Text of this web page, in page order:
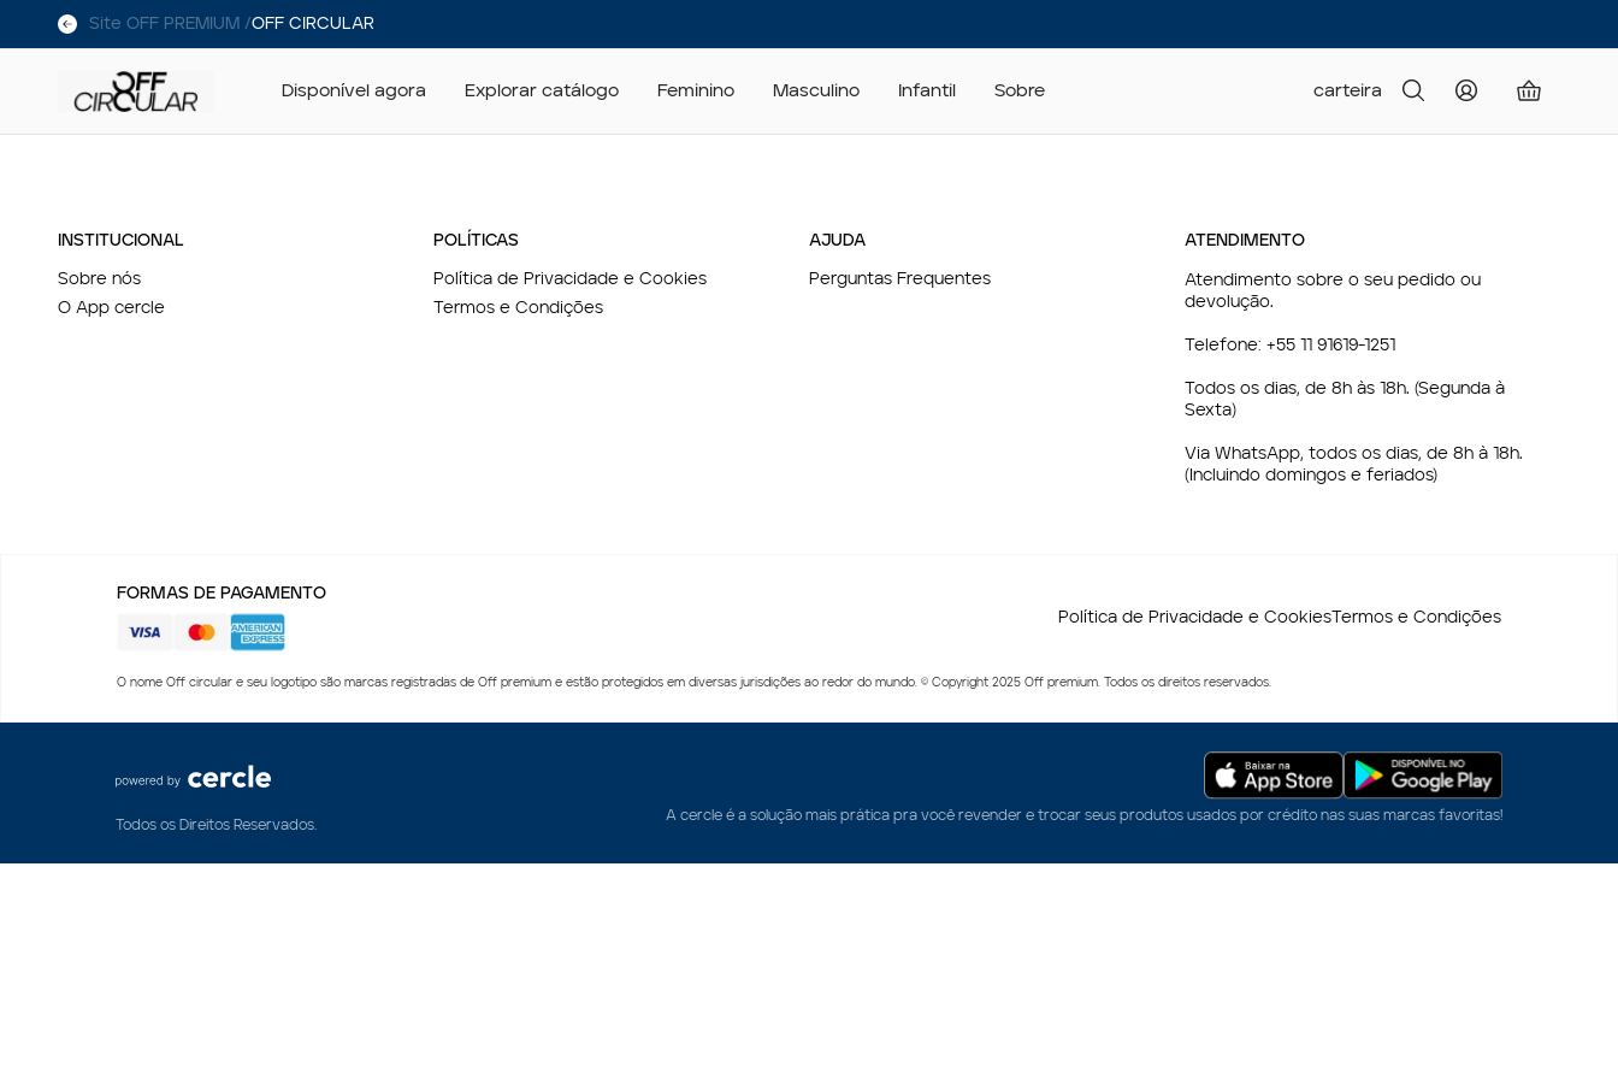
Site OFF PREMIUM /OFF CIRCULAR
Disponível agora Explorar catálogo Feminino Masculino Infantil Sobre carteira
INSTITUCIONAL
Sobre nós
O App cercle
POLÍTICAS
Política de Privacidade e Cookies
Termos e Condições
AJUDA
Perguntas Frequentes
ATENDIMENTO
Atendimento sobre o seu pedido ou
devolução.
Telefone: +55 11 91619-1251
Todos os dias, de 8h às 18h. (Segunda à
Sexta)
Via WhatsApp, todos os dias, de 8h à 18h.
(Incluindo domingos e feriados)
FORMAS DE PAGAMENTO
Política de Privacidade e Cookies Termos e Condições
O nome Off circular e seu logotipo são marcas registradas de Off premium e estão protegidos em diversas jurisdições ao redor do mundo. © Copyright 2025 Off premium. Todos os direitos reservados.
Todos os Direitos Reservados.
A cercle é a solução mais prática pra você revender e trocar seus produtos usados por crédito nas suas marcas favoritas!